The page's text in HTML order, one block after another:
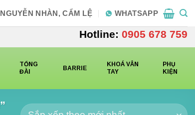
NHÀN, CẨM LỆ WHATSAPP
Hotline: 0905 678 759
TỔNG
ĐÀI
BARRIE
KHOÁ VÂN
TAY
PHỤ
KIỆN